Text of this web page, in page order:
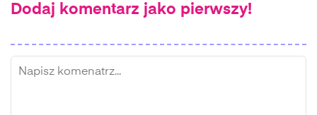
Dodaj komentarz jako pierwszy!